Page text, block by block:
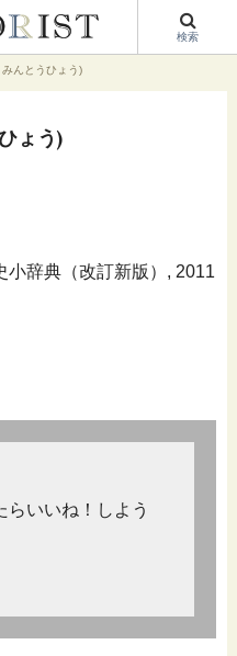
検索
みんとうひょう)
ょう)
辞典（改訂新版）, 2011
らいいね！しよう